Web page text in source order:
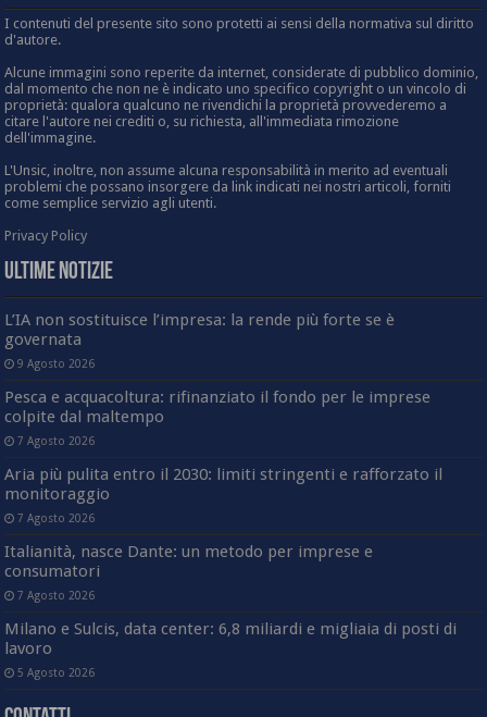
I contenuti del presente sito sono protetti ai sensi della normativa sul diritto
d'autore.
Alcune immagini sono reperite da internet, considerate di pubblico dominio,
dal momento che non ne è indicato uno specifico copyright o un vincolo di
proprietà: qualora qualcuno ne rivendichi la proprietà provvederemo a
citare l'autore nei crediti o, su richiesta, all'immediata rimozione
dell'immagine.
L'Unsic, inoltre, non assume alcuna responsabilità in merito ad eventuali
problemi che possano insorgere da link indicati nei nostri articoli, forniti
come semplice servizio agli utenti.
Privacy Policy
Ultime Notizie
L’IA non sostituisce l’impresa: la rende più forte se è
governata
9 Agosto 2026
Pesca e acquacoltura: rifinanziato il fondo per le imprese
colpite dal maltempo
7 Agosto 2026
Aria più pulita entro il 2030: limiti stringenti e rafforzato il
monitoraggio
7 Agosto 2026
Italianità, nasce Dante: un metodo per imprese e
consumatori
7 Agosto 2026
Milano e Sulcis, data center: 6,8 miliardi e migliaia di posti di
lavoro
5 Agosto 2026